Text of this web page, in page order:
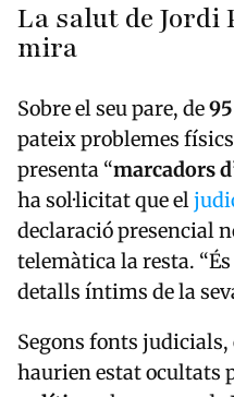
La salut de Jordi
mira
Sobre el seu pare, de
pateix problemes
presenta “marcadors
ha sol·licitat que el
declaració presencial
telemàtica la resta.
detalls íntims de la
Segons fonts
haurien estat ocultats